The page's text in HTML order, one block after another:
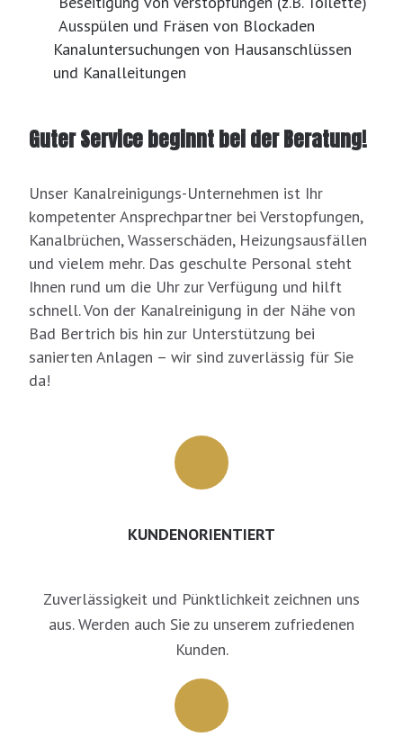
Ausspülen und Fräsen von Blockaden
Kanaluntersuchungen von Hausanschlüssen
und Kanalleitungen
Guter Service beginnt bei der Beratung!
Unser Kanalreinigungs-Unternehmen ist Ihr
kompetenter Ansprechpartner bei Verstopfungen,
Kanalbrüchen, Wasserschäden, Heizungsausfällen
und vielem mehr. Das geschulte Personal steht
Ihnen rund um die Uhr zur Verfügung und hilft
schnell. Von der Kanalreinigung in der Nähe von
Bad Bertrich bis hin zur Unterstützung bei
sanierten Anlagen – wir sind zuverlässig für Sie
da!
KUNDENORIENTIERT
Zuverlässigkeit und Pünktlichkeit zeichnen uns
aus. Werden auch Sie zu unserem zufriedenen
Kunden.